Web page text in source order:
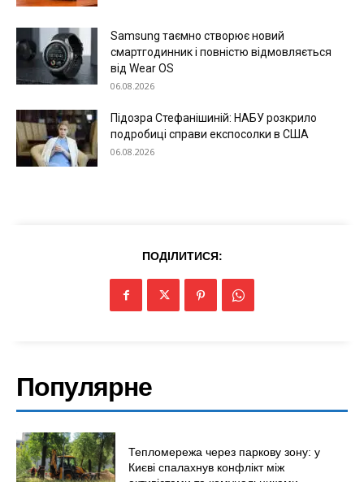
Samsung таємно створює новий
смартгодинник і повністю відмовляється
від Wear OS
06.08.2026
Підозра Стефанішиній: НАБУ розкрило
подробиці справи експосолки в США
06.08.2026
ПОДІЛИТИСЯ:
Популярне
Тепломережа через паркову зону: у
Києві спалахнув конфлікт між